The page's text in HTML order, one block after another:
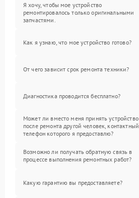
Я хочу, чтобы мое устройство
ремонтировалось только оригинальными
запчастями.
Как я узнаю, что мое устройство готово?
От чего зависит срок ремонта техники?
Диагностика проводится бесплатно?
Может ли вместо меня принять устройство
после ремонта другой человек, контактный
телефон которого я предоставлю?
Возможно ли получать обратную связь в
процессе выполнения ремонтных работ?
Какую гарантию вы предоставляете?